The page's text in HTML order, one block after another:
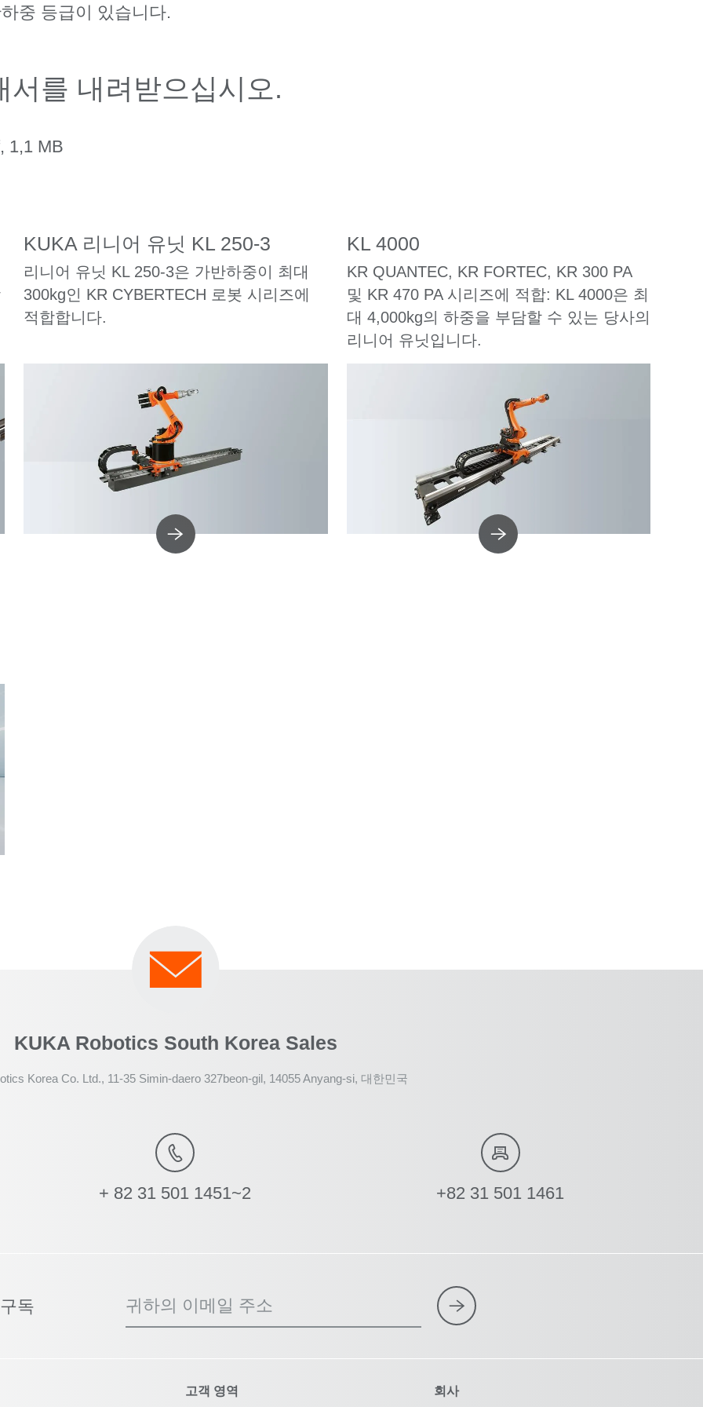
중 등급이 있습니다.
를 내려받으십시오.
1,1 MB
KUKA 리니어 유닛 KL 250-3
리니어 유닛 KL 250-3은 가반하중이 최대
300kg인 KR CYBERTECH 로봇 시리즈에
적합합니다.
KL 4000
KR QUANTEC, KR FORTEC, KR 300 PA
및 KR 470 PA 시리즈에 적합: KL 4000은 최
대 4,000kg의 하중을 부담할 수 있는 당사의
리니어 유닛입니다.
KUKA Robotics South Korea Sales
Korea Co. Ltd., 11-35 Simin-daero 327beon-gil, 14055 Anyang-si, 대한민국
+ 82 31 501 1451~2 +82 31 501 1461
독 귀하의 이메일 주소
고객 영역 회사